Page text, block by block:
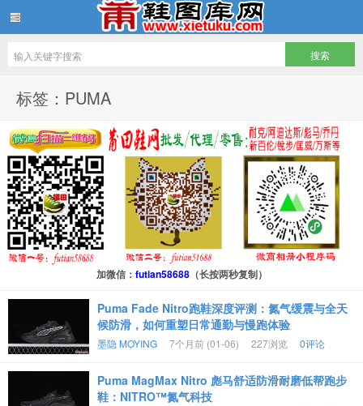
标签：PUMA
加微信： futian58688（长按两秒复制）
Puma Fade Nitro跑鞋深度评测：氮气缓震与全天
候防滑，如何重塑日常通勤与慢跑体验
墨隐 MOYING 7个月前 (01-06) 227浏览 0评论
Puma MagMax Nitro 彪马舒适防滑耐磨低帮跑步
鞋：NITRO™氮气科技